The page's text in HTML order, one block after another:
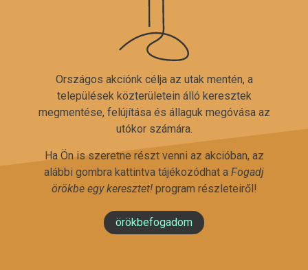
Országos akciónk célja az utak mentén, a
települések közterületein álló keresztek
megmentése, felújítása és állaguk megóvása az
utókor számára.
Ha Ön is szeretne részt venni az akcióban, az
alábbi gombra kattintva tájékozódhat a Fogadj
örökbe egy keresztet!program részleteiről!
örökbefogadom